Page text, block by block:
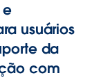
usuários
da
com